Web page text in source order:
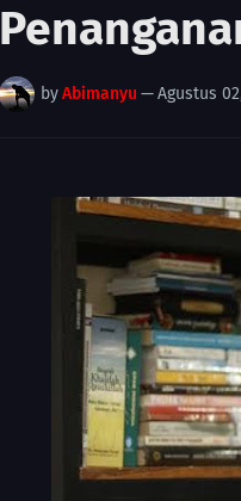
byAbimanyu —Agustus